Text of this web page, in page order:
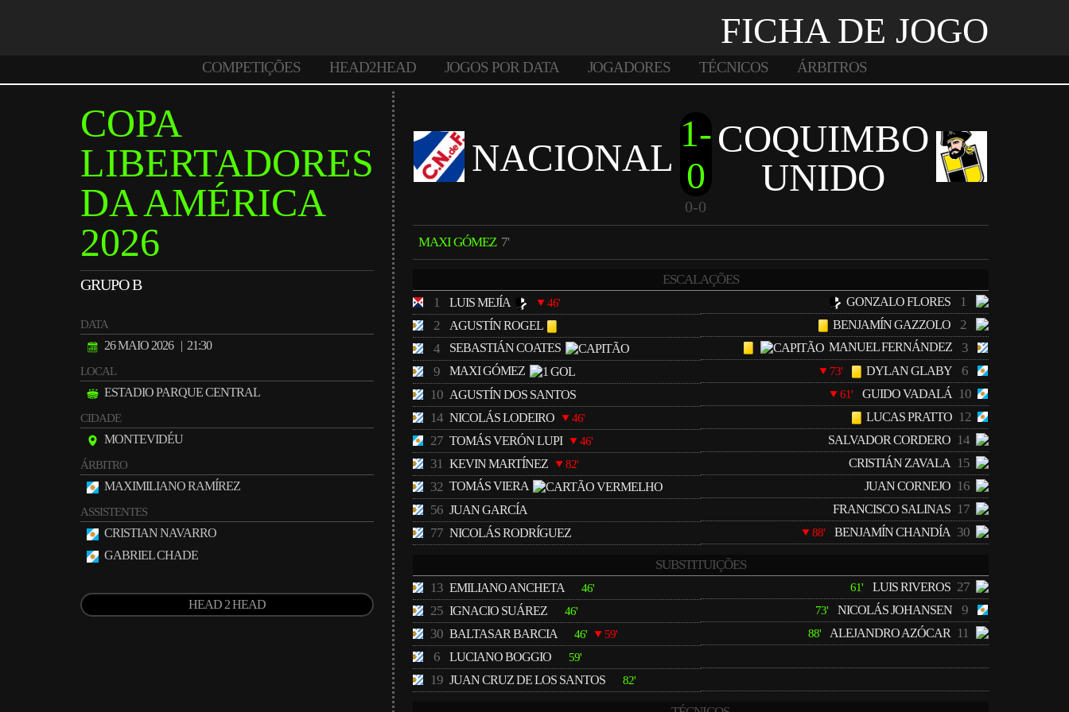
FICHA DE JOGO
COMPETIÇÕES HEAD2HEAD JOGOS POR DATA JOGADORES TÉCNICOS ÁRBITROS
COPA
LIBERTADORES
DA AMÉRICA
2026
GRUPO B
DATA
26 MAIO 2026 | 21:30
LOCAL
ESTADIO PARQUE CENTRAL
CIDADE
MONTEVIDÉU
ÁRBITRO
MAXIMILIANO RAMÍREZ
ASSISTENTES
CRISTIAN NAVARRO
GABRIEL CHADE
HEAD 2 HEAD
NACIONAL
1-
0
0-0
COQUIMBO
UNIDO
MAXI GÓMEZ 7'
ESCALAÇÕES
1
LUIS MEJÍA 46'
2 AGUSTÍN ROGEL
4 SEBASTIÁN COATES
9 MAXI GÓMEZ
10 AGUSTÍN DOS SANTOS
14 NICOLÁS LODEIRO 46'
27 TOMÁS VERÓN LUPI 46'
31 KEVIN MARTÍNEZ 82'
32 TOMÁS VIERA
56 JUAN GARCÍA
77 NICOLÁS RODRÍGUEZ
GONZALO FLORES 1
BENJAMÍN GAZZOLO 2
MANUEL FERNÁNDEZ 3
73' DYLAN GLABY 6
61' GUIDO VADALÁ 10
LUCAS PRATTO 12
SALVADOR CORDERO 14
CRISTIÁN ZAVALA 15
JUAN CORNEJO 16
FRANCISCO SALINAS 17
88' BENJAMÍN CHANDÍA 30
SUBSTITUIÇÕES
13 EMILIANO ANCHETA 46'
25 IGNACIO SUÁREZ 46'
30 BALTASAR BARCIA 46' 59'
6 LUCIANO BOGGIO 59'
19 JUAN CRUZ DE LOS SANTOS 82'
61' LUIS RIVEROS 27
73' NICOLÁS JOHANSEN 9
88' ALEJANDRO AZÓCAR 11